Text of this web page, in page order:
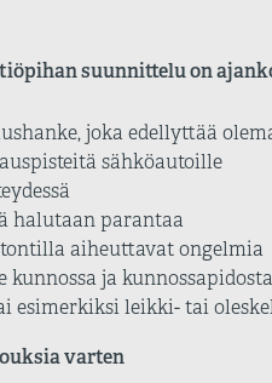
suunnittelu on
joka edellyttää
sähköautoille
halutaan parantaa
aiheuttavat ongelmia
ja
esimerkiksi leikki- tai
varten